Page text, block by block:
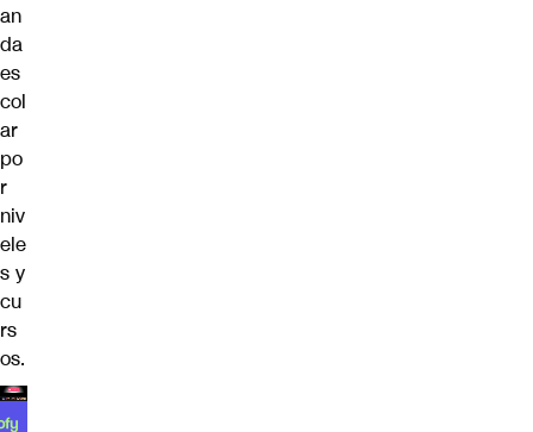
an
da
es
col
ar
po
r
niv
ele
s y
cu
rs
os.